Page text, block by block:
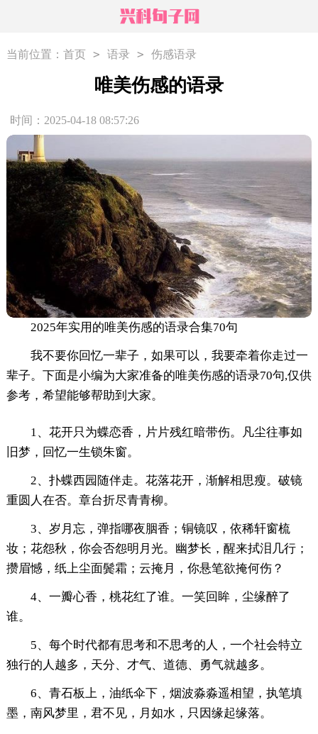
当前位置： 首页 > 语录 > 伤感语录
唯美伤感的语录
时间：2025-04-18 08:57:26
2025年实用的唯美伤感的语录合集70句
我不要你回忆一辈子，如果可以，我要牵着你走过一
辈子。下面是小编为大家准备的唯美伤感的语录70句,仅供
参考，希望能够帮助到大家。
1、花开只为蝶恋香，片片残红暗带伤。凡尘往事如
旧梦，回忆一生锁朱窗。
2、扑蝶西园随伴走。花落花开，渐解相思瘦。破镜
重圆人在否。章台折尽青青柳。
3、岁月忘，弹指哪夜胭香；铜镜叹，依稀轩窗梳
妆；花怨秋，你会否怨明月光。幽梦长，醒来拭泪几行；
攒眉憾，纸上尘面鬓霜；云掩月，你悬笔欲掩何伤？
4、一瓣心香，桃花红了谁。一笑回眸，尘缘醉了
谁。
5、每个时代都有思考和不思考的人，一个社会特立
独行的人越多，天分、才气、道德、勇气就越多。
6、青石板上，油纸伞下，烟波淼淼遥相望，执笔填
墨，南风梦里，君不见，月如水，只因缘起缘落。